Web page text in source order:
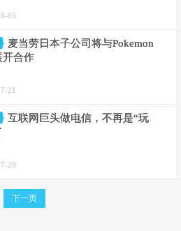
05
麦当劳日本子公司将与Pokemon
开合作
21
互联网巨头做电信，不再是“玩
20
下一页